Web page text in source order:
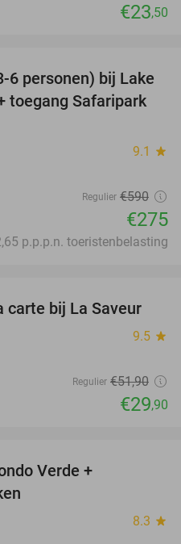
€23,50
53%
6 personen) bij Lake
toegang Safaripark
9.1 star
Regulier €590
€275
p.p.p.n. toeristenbelasting
42%
carte bij La Saveur
9.5 star
Regulier €51,90
€29,90
Verde +
8.3 star